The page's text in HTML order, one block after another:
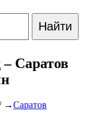
– Саратов
→Саратов